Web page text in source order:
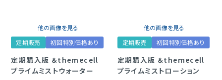
他の画像を見る
定期販売
初回特別価格あり
定期購入版 ＆themecell
プライムミストウォーター
他の画像を見る
定期販売
初回特別価格あり
定期購入版 ＆themecell
プライムミストローション